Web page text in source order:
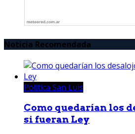
Noticia Recomendada
Política San Luis
Como quedarían los
si fueran Ley